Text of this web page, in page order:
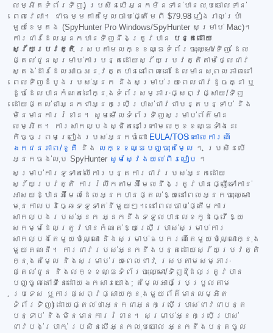
លម្អិតទំព័រទិញ) ប្រសិនបើអ្នកមិនទាន់បានលុបចោលទាន់
ពេលវេលា។ ជាធម្មតាតម្លៃចាប់ផ្តើមពី $79.98 រៀងរាល់ប្រាំ
មួយខែម្តង (SpyHunter Pro Windows/SpyHunter សម្រាប់ Mac)។
ការជាវដែលអ្នកបានទិញនឹងត្រូវបាន
បន្តដោយ
ស្វ័យប្រវត្តិ ស្របតាមលក្ខខណ្ឌទំព័រចុះឈ្មោះ/ទិញ ដែល
ផ្តល់ជូនសម្រាប់ការបន្តដោយស្វ័យប្រវត្តិតាមថ្លៃជាវ
ស្តង់ដារដែលអាចអនុវត្តបាននៅពេលនោះ ដែលមានសុពលភាពនៅ
ពេលទិញដំបូងរបស់អ្នក និងសម្រាប់រយៈពេលជាវដូចគ្នា ឬ
ដូចដែលបានកំណត់នៅក្នុងទំព័រសម្ភារៈផ្សព្វផ្សាយ/ទិញ
ដោយផ្តល់ថាអ្នកជាអ្នកប្រើប្រាស់ជាវជាបន្តបន្ទាប់ និង
មិនមានការរំខាន។ សូមមើលទំព័រទិញសម្រាប់ព័ត៌មាន
លម្អិត។ ការសាកល្បងស្ថិតនៅក្រោមលក្ខខណ្ឌទាំងនេះ
កិច្ចព្រមព្រៀងរបស់អ្នកចំពោះ EULA/TOS គោលការណ៍
ឯកជនភាព/ខូគី
និង លក្ខខណ្ឌបញ្ចុះតម្លៃ ។ ប្រសិនបើ
អ្នកចង់លុប SpyHunter សូមស្វែងយល់ពីរបៀប ។
សម្រាប់ការទូទាត់លើការបន្តការជាវរបស់អ្នកដោយ
ស្វ័យប្រវត្តិ ការរំលឹកតាមអ៊ីមែលនឹងត្រូវបានផ្ញើទៅកាន់
អាសយដ្ឋានអ៊ីមែលដែលអ្នកបានផ្តល់ឱ្យនៅពេលអ្នកចុះឈ្មោះ
មុនកាលបរិច្ឆេទទូទាត់នីមួយៗ។ នៅពេលចាប់ផ្តើមការ
សាកល្បងរបស់អ្នក អ្នកនឹងទទួលបានលេខកូដធ្វើឱ្យ
សកម្មដែលត្រូវបានកំណត់ឱ្យប្រើប្រាស់សម្រាប់ការ
សាកល្បងតែមួយប៉ុណ្ណោះ និងសម្រាប់ឧបករណ៍តែមួយប៉ុណ្ណោះក្នុង
មួយគណនី។ ការជាវរបស់អ្នកនឹងបន្តដោយស្វ័យប្រវត្តិ
ក្នុងតម្លៃ និងសម្រាប់រយៈពេលជាវ ស្របតាមសម្ភារៈ
ផ្តល់ជូន និងលក្ខខណ្ឌទំព័រចុះឈ្មោះ/ទិញ (ដែលត្រូវបាន
បញ្ចូលនៅទីនេះដោយឯកសារយោង; តម្លៃអាចប្រែប្រួលតាម
ប្រទេស ឬការផ្សព្វផ្សាយក្នុងមួយព័ត៌មានលម្អិត
ទំព័រទិញ) ដោយផ្តល់ថាអ្នកជាអ្នកប្រើប្រាស់ជាវជាបន្ត
បន្ទាប់ និងមិនមានការរំខាន។ សម្រាប់អ្នកប្រើប្រាស់
ជាវបង់ប្រាក់ ប្រសិនបើអ្នកលុបចោល អ្នកនឹងបន្តចូល